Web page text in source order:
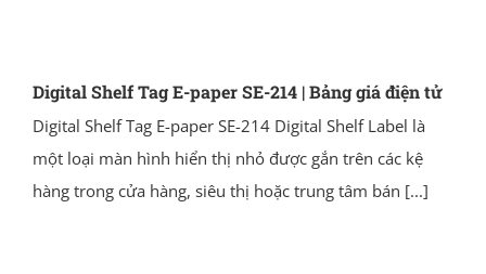
Digital Shelf Tag E-paper SE-214 | Bảng giá điện tử
Digital Shelf Tag E-paper SE-214 Digital Shelf Label là
một loại màn hình hiển thị nhỏ được gắn trên các kệ
hàng trong cửa hàng, siêu thị hoặc trung tâm bán [...]